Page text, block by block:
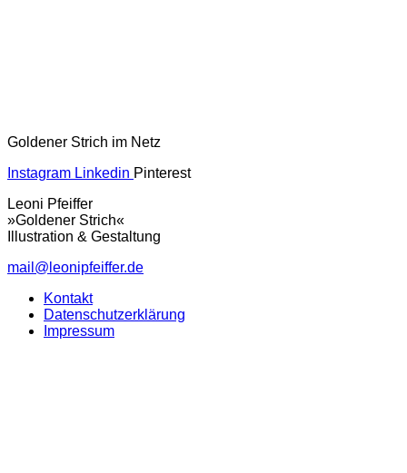
Goldener Strich im Netz
Instagram Linkedin Pinterest
Leoni Pfeiffer
»Goldener Strich«
Illustration & Gestaltung
mail@leonipfeiffer.de
Kontakt
Datenschutzerklärung
Impressum